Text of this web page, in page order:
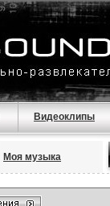
Видеоклипы
Моя музыка